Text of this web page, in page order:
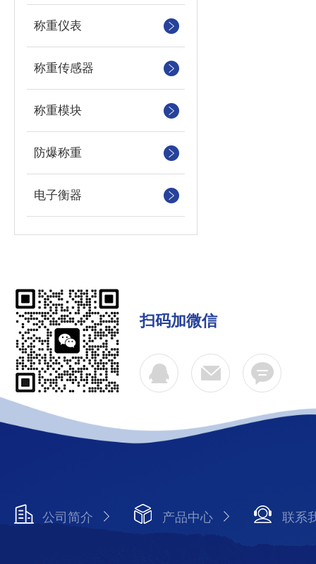
称重仪表
称重传感器
称重模块
防爆称重
电子衡器
扫码加微信
公司简介 产品中心 联系